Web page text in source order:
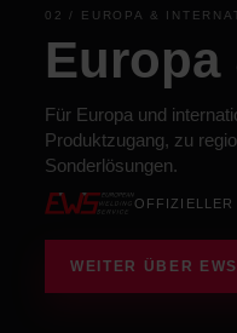
02 / EUROPA &
Für Europa und
Produktzugang, zu
Sonderlösungen.
OFFIZIELLER
WEITER ÜBER EWS